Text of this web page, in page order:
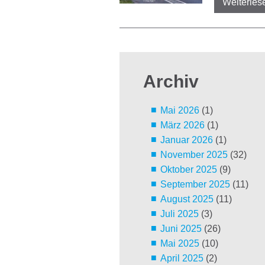
Archiv
Mai 2026(1)
März 2026(1)
Januar 2026(1)
November 2025(32)
Oktober 2025(9)
September 2025(11)
August 2025(11)
Juli 2025(3)
Juni 2025(26)
Mai 2025(10)
April 2025(2)